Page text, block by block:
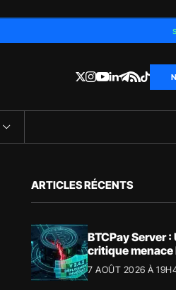
ARTICLES RÉCENTS
BTCPay Server :
critique menace
Bitcoin
7 AOÛT 2026 À